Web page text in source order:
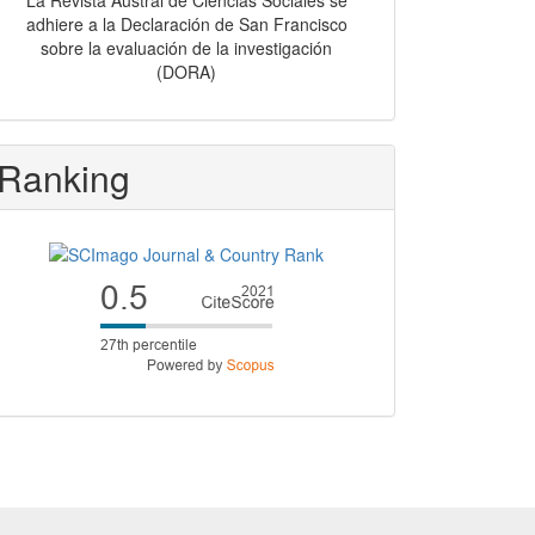
adhiere a la Declaración de San Francisco
sobre la evaluación de la investigación
(DORA)